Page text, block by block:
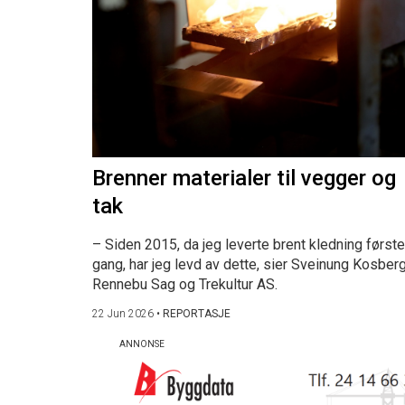
Brenner materialer til vegger og
tak
– Siden 2015, da jeg leverte brent kledning første
gang, har jeg levd av dette, sier Sveinung
Rennebu Sag og Trekultur AS.
22 Jun 2026 • REPORTASJE